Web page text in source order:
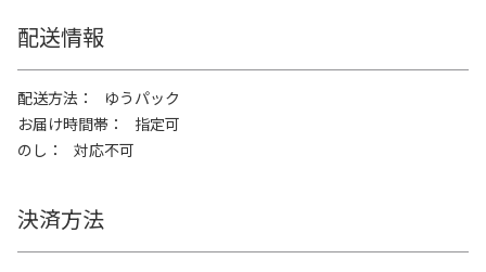
配送情報
配送方法
ゆうパック
お届け時間帯
指定可
のし
対応不可
決済方法